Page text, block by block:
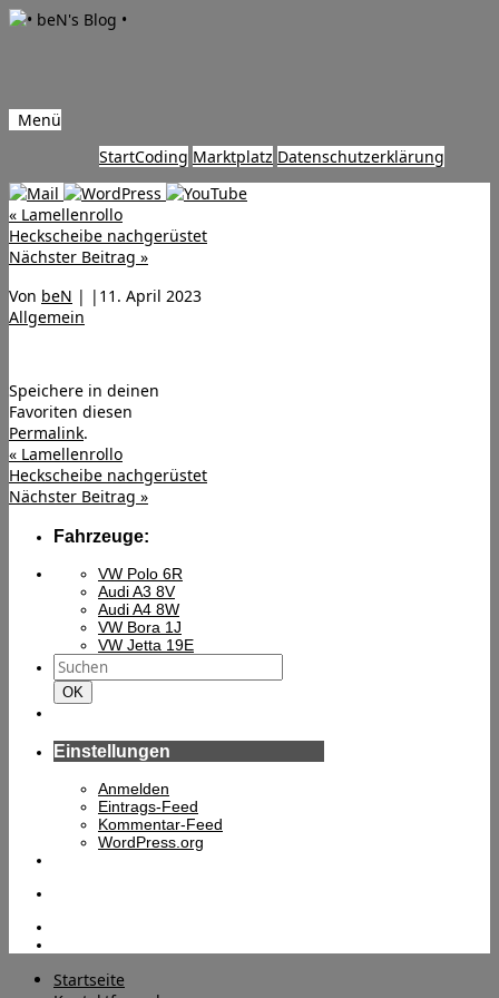
Menü
springen
StartCoding Marktplatz Datenschutzerklärung
« Lamellenrollo
Heckscheibe nachgerüstet
Nächster Beitrag »
Von beN | | 11. April 2023
Allgemein
Speichere in deinen
Favoriten diesen
Permalink.
« Lamellenrollo
Heckscheibe nachgerüstet
Nächster Beitrag »
Fahrzeuge:
VW Polo 6R
Audi A3 8V
Audi A4 8W
VW Bora 1J
VW Jetta 19E
Suchen
nach:
Suchen
OK
Einstellungen
Anmelden
Eintrags-Feed
Kommentar-Feed
WordPress.org
Startseite